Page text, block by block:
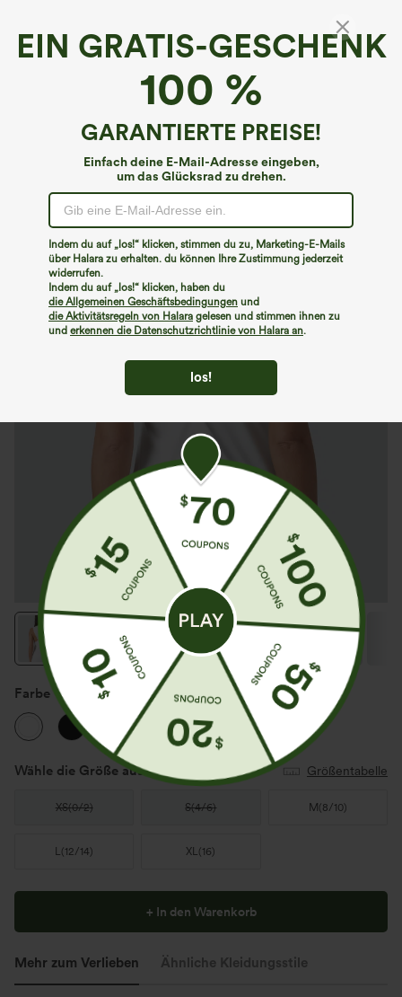
EIN GRATIS-GESCHENK
100 %
GARANTIERTE PREISE!
Einfach deine E-Mail-Adresse eingeben,
um das Glücksrad zu drehen.
Indem du auf „los!“ klicken, stimmen du zu, Marketing-E-Mails
über Halara zu erhalten. du können Ihre Zustimmung jederzeit
widerrufen.
Indem du auf „los!“ klicken, haben du
die Allgemeinen Geschäftsbedingungen und
die Aktivitätsregeln von Halara gelesen und stimmen ihnen zu
und erkennen die Datenschutzrichtlinie von Halara an.
los!
Crossover-Racerback ärmelloses Yoga-
Sport-Top mit Cool-Touch und schnell
trocknendem Material – UPF50+
Farbe Weiß
Wähle die Größe aus(US) Größentabelle
XS(0/2) S(4/6) M (8/10)
L(12/14) XL(16)
+ In den Warenkorb
Mehr zum Verlieben Ähnliche Kleidungsstile